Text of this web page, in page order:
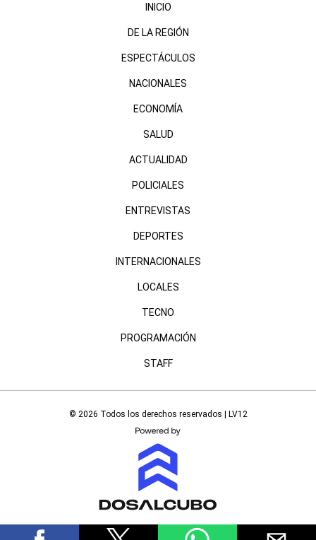
INICIO
DE LA REGIÓN
ESPECTÁCULOS
NACIONALES
ECONOMÍA
SALUD
ACTUALIDAD
POLICIALES
ENTREVISTAS
DEPORTES
INTERNACIONALES
LOCALES
TECNO
PROGRAMACIÓN
STAFF
© 2026 Todos los derechos reservados | LV12